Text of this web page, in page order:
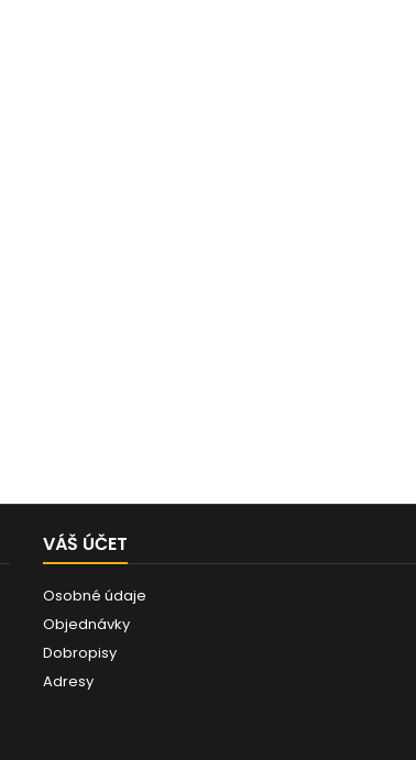
VÁŠ ÚČET
Osobné údaje
Objednávky
Dobropisy
Adresy